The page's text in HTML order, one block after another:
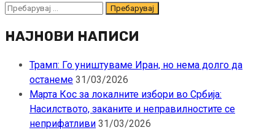
Пребарувај
НАЈНОВИ НАПИСИ
Трамп: Го уништуваме Иран, но нема долго да
останеме 31/03/2026
Марта Кос за локалните избори во Србија:
Насилството, заканите и неправилностите се
неприфатливи 31/03/2026